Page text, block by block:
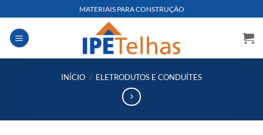
to
content
MATERIAIS PARA CONSTRUÇÃO
INÍCIO / ELETRODUTOS E CONDUÍTES